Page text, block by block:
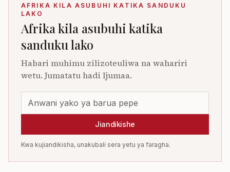
AFRIKA KILA ASUBUHI KATIKA SANDUKU
LAKO
Afrika kila asubuhi katika
sanduku lako
Habari muhimu zilizoteuliwa na wahariri
wetu. Jumatatu hadi Ijumaa.
Jiandikishe
Kwa kujiandikisha, unakubali sera yetu ya faragha.